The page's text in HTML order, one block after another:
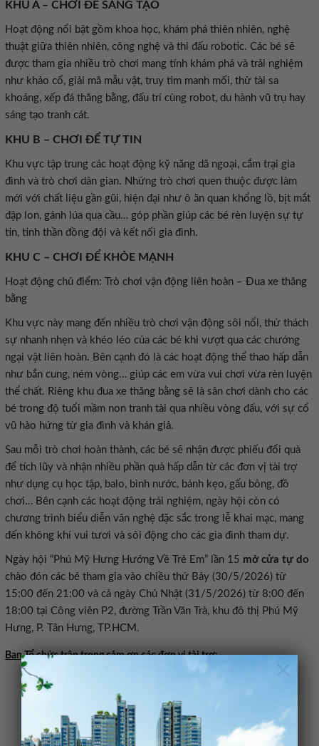
×
KHU A – CHƠI ĐỂ SÁNG TẠO
Hoạt động nổi bật gồm khoa học, khám phá thiên nhiên, nghệ
thuật giữa thiên nhiên, công nghệ và thi đấu robotic. Các bé sẽ
được tham gia nhiều trò chơi mang tính khám phá và trải nghiệm
như khảo cổ, giải mã mẫu vật, truy tìm manh mối, thử tài sa
khoáng, xếp đá thăng bằng, đấu trí cùng robot, du hành vũ trụ hay
sáng tạo tranh cát.
KHU B – CHƠI ĐỂ TỰ TIN
Khu vực tập trung các hoạt động kỹ năng dã ngoại, cắm trại gia
đình và trò chơi dân gian. Những trò chơi quen thuộc được làm
mới với chất liệu gần gũi, hiện đại như ô ăn quan khổng lồ, bịt mắt
đập lon, gánh lúa qua cầu… góp phần giúp các bé rèn luyện sự tự
tin, tinh thần đồng đội và kết nối gia đình.
KHU C – CHƠI ĐỂ KHỎE MẠNH
Hoạt động chủ điểm: Trò chơi vận động liên hoàn – Đua xe thăng
bằng
Khu vực này mang đến nhiều trò chơi vận động sôi nổi, thử thách
sự nhanh nhẹn và khéo léo của các bé khi vượt qua các chướng
ngại vật liên hoàn. Bên cạnh đó là các hoạt động thể thao hấp dẫn
như bắn cung, ném vòng… giúp các em vừa vui chơi vừa rèn luyện
thể chất. Riêng khu đua xe thăng bằng sẽ là sân chơi dành cho các
bé trong độ tuổi mầm non tranh tài qua nhiều vòng đấu, với sự cổ
vũ hào hứng từ gia đình và khán giả.
Sau mỗi trò chơi hoàn thành, các bé sẽ nhận được phiếu đổi quà
để tích lũy và nhận nhiều phần quà hấp dẫn từ các đơn vị tài trợ
như dụng cụ học tập, balo, bình nước, bánh kẹo, gấu bông, đồ
chơi… Bên cạnh các hoạt động trải nghiệm, ngày hội còn có
chương trình biểu diễn văn nghệ đặc sắc trong lễ khai mạc, mang
đến không khí vui tươi và sôi động cho các gia đình tham dự.
Ngày hội “Phú Mỹ Hưng Hướng Về Trẻ Em” lần 15 mở cửa tự do
chào đón các bé tham gia vào chiều thứ Bảy (30/5/2026) từ
15:00 đến 21:00 và cả ngày Chủ Nhật (31/5/2026) từ 8:00 đến
18:00 tại Công viên P2, đường Trần Văn Trà, khu đô thị Phú Mỹ
Hưng, P. Tân Hưng, TP.HCM.
Ban Tổ chức trân trọng cảm ơn các đơn vị tài trợ:
Tài trợ Vàng: Công ty Cổ phần Ánh Dương Việt Nam
Tài trợ Bạc: Trung tâm Thương mại Crescent Mall
Tài trợ Đồng: Nutifood GrowPLUS+, Trường Song ngữ